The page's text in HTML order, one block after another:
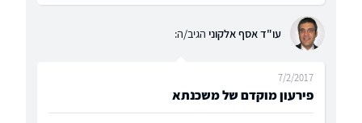
עו"ד אסף אלקוני הגיב/ה:
פירעון מוקדם של משכנתא
7/2/2017